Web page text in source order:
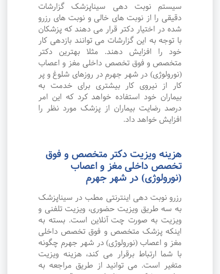
سیستم نوبت دهی سیناپزشک گزارشات
دقیقی را از نوبت های خالی و نوبت های رزرو
شده در اختیار دکتر قرار می دهند که پزشکان
با توجه به این گزارشات می توانند بازدهی کار
خود را افزایش دهند. مثلا بهترین دکتر
متخصص و فوق تخصص داخلی مغز و اعصاب
(نورولوژی) در شهر جهرم در روزهای شلوغ و پر
کار از نیروی کار بیشتری برای خدمت به
بیماران خود استفاده خواهد کرد که این امر
درصد رضایت بیماران از پزشک مورد نظر را
افزایش خواهد داد.
هزینه ویزیت دکتر متخصص و فوق
تخصص داخلی مغز و اعصاب
(نورولوژی) در شهر جهرم
رزرو نوبت دهی اینترنتی مطب در سیناپزشک
به سه طریق ویزیت حضوری، ویزیت تلفنی و
ویزیت به صورت چت آنلاین است. بسته به
اینکه پزشک متخصص و فوق تخصص داخلی
مغز و اعصاب (نورولوژی) در شهر جهرم چگونه
با شما ارتباط برقرار می کند، هزینه ویزیت
متغیر است. می توانید از طریق مراجعه به